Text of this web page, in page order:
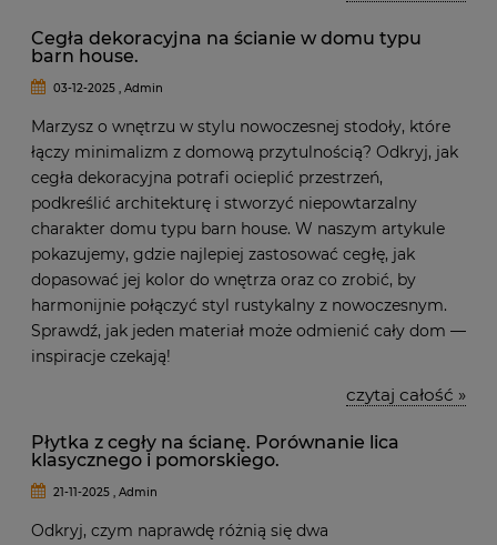
Cegła dekoracyjna na ścianie w domu typu
barn house.
03-12-2025 , Admin
Marzysz o wnętrzu w stylu nowoczesnej stodoły, które
łączy minimalizm z domową przytulnością? Odkryj, jak
cegła dekoracyjna potrafi ocieplić przestrzeń,
podkreślić architekturę i stworzyć niepowtarzalny
charakter domu typu barn house. W naszym artykule
pokazujemy, gdzie najlepiej zastosować cegłę, jak
dopasować jej kolor do wnętrza oraz co zrobić, by
harmonijnie połączyć styl rustykalny z nowoczesnym.
Sprawdź, jak jeden materiał może odmienić cały dom —
inspiracje czekają!
czytaj całość »
Płytka z cegły na ścianę. Porównanie lica
klasycznego i pomorskiego.
21-11-2025 , Admin
Odkryj, czym naprawdę różnią się dwa